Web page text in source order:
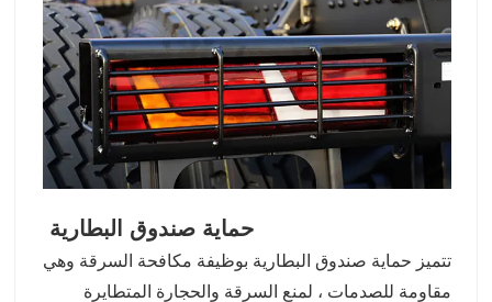
حماية صندوق البطارية
تتميز حماية صندوق البطارية بوظيفة مكافحة السرقة وهي
مقاومة للصدمات ، لمنع السرقة والحجارة المتطايرة